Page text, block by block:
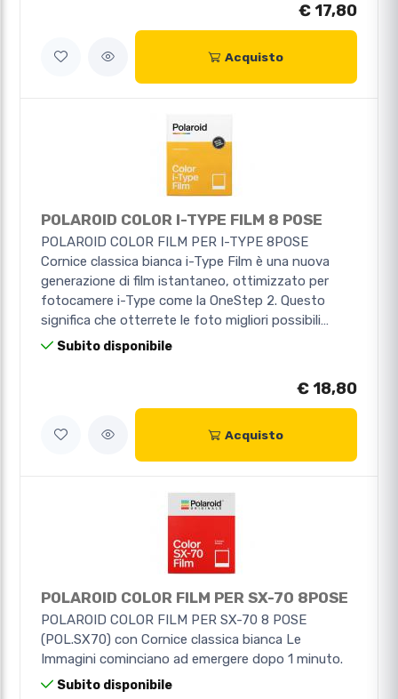
€ 17,80
Acquisto
POLAROID COLOR I-TYPE FILM 8 POSE
POLAROID COLOR FILM PER I-TYPE 8POSE
Cornice classica bianca i-Type Film è una nuova
generazione di film istantaneo, ottimizzato per
fotocamere i-Type come la OneStep 2. Questo
significa che otterrete le foto migliori possibili…
Subito disponibile
€ 18,80
Acquisto
POLAROID COLOR FILM PER SX-70 8POSE
POLAROID COLOR FILM PER SX-70 8 POSE
(POL.SX70) con Cornice classica bianca Le
Immagini cominciano ad emergere dopo 1 minuto.
Subito disponibile